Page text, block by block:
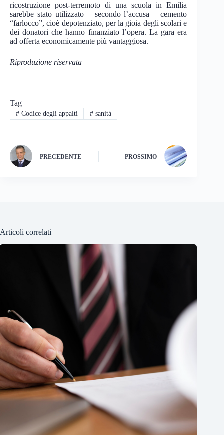
ricostruzione post-terremoto di una scuola in Emilia
sarebbe stato utilizzato – secondo l’accusa – cemento
“farlocco”, cioè depotenziato, per la gioia degli scolari e
dei donatori che hanno finanziato l’opera. La gara era
ad offerta economicamente più vantaggiosa.
Riproduzione riservata
Tag
#Codice degli appalti #sanità
PRECEDENTE PROSSIMO
Articoli correlati